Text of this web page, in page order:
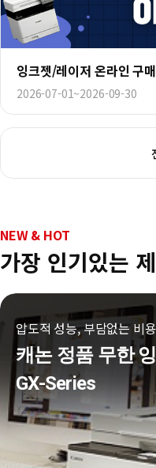
잉크젯/레이저 온라인 구
2026-07-01~2026-09-30
NEW & HOT
가장 인기있는
압도적 성능, 부담없는 비
캐논 정품 무한
GX-Series